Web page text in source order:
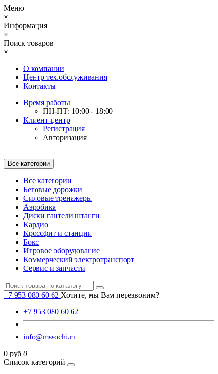
Меню
×
Информация
×
Поиск товаров
×
О компании
Центр тех.обслуживания
Контакты
Время работы
ПН-ПТ: 10:00 - 18:00
Клиент-центр
Регистрация
Авторизация
Все категории
Все категории
Беговые дорожки
Силовые тренажеры
Аэробика
Диски гантели штанги
Кардио
Кроссфит и станции
Бокс
Игровое оборудование
Коммерческий электротранспорт
Сервис и запчасти
+7 953 080 60 62 Хотите, мы Вам перезвоним?
+7 953 080 60 62
info@mssochi.ru
0 руб 0
Список категорий